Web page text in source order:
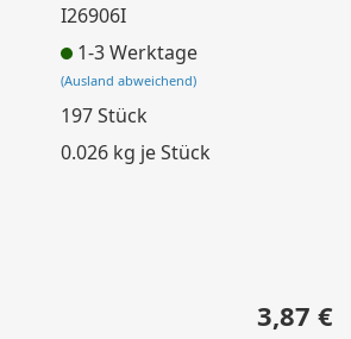
I26906I
1-3 Werktage
(Ausland abweichend)
197Stück
0.026 kg je Stück
3,87 €